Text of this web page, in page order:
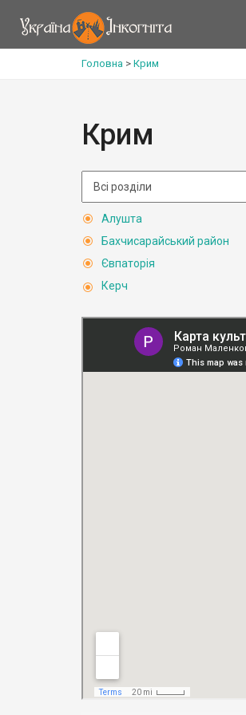
Головна > Крим
Крим
Алушта
Бахчисарайський район
Євпаторія
Керч